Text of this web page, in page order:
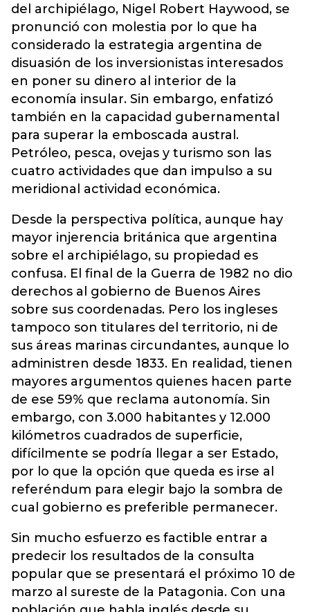
del archipiélago, Nigel Robert Haywood, se
pronunció con molestia por lo que ha
considerado la estrategia argentina de
disuasión de los inversionistas interesados
en poner su dinero al interior de la
economía insular. Sin embargo, enfatizó
también en la capacidad gubernamental
para superar la emboscada austral.
Petróleo, pesca, ovejas y turismo son las
cuatro actividades que dan impulso a su
meridional actividad económica.
Desde la perspectiva política, aunque hay
mayor injerencia británica que argentina
sobre el archipiélago, su propiedad es
confusa. El final de la Guerra de 1982 no dio
derechos al gobierno de Buenos Aires
sobre sus coordenadas. Pero los ingleses
tampoco son titulares del territorio, ni de
sus áreas marinas circundantes, aunque lo
administren desde 1833. En realidad, tienen
mayores argumentos quienes hacen parte
de ese 59% que reclama autonomía. Sin
embargo, con 3.000 habitantes y 12.000
kilómetros cuadrados de superficie,
difícilmente se podría llegar a ser Estado,
por lo que la opción que queda es irse al
referéndum para elegir bajo la sombra de
cual gobierno es preferible permanecer.
Sin mucho esfuerzo es factible entrar a
predecir los resultados de la consulta
popular que se presentará el próximo 10 de
marzo al sureste de la Patagonia. Con una